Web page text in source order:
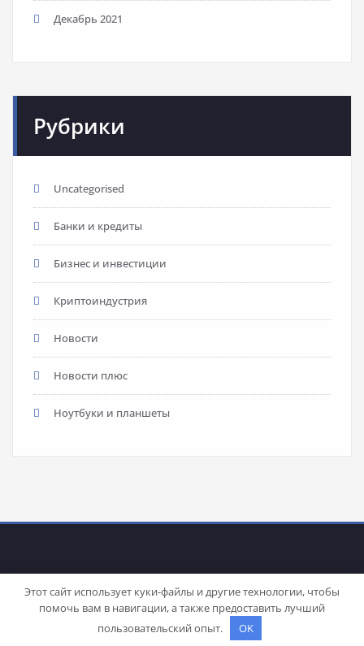
Декабрь 2021
Рубрики
Uncategorised
Банки и кредиты
Бизнес и инвестиции
Криптоиндустрия
Новости
Новости плюс
Ноутбуки и планшеты
WordPress | Theme: Stacyby SpiceThemes
Этот сайт использует куки-файлы и другие технологии, чтобы
помочь вам в навигации, а также предоставить лучший
пользовательский опыт.
OK